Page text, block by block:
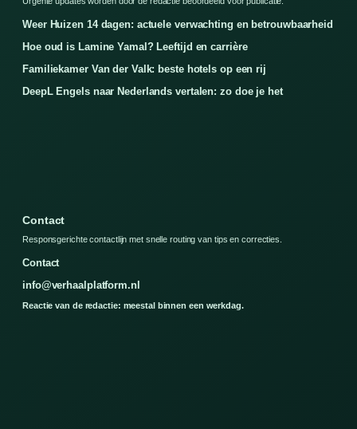
Weer Huizen 14 dagen: actuele verwachting en betrouwbaarheid
Hoe oud is Lamine Yamal? Leeftijd en carrière
Familiekamer Van der Valk: beste hotels op een rij
DeepL Engels naar Nederlands vertalen: zo doe je het
Contact
Responsgerichte contactlijn met snelle routing van tips en correcties.
Contact
info@verhaalplatform.nl
Reactie van de redactie: meestal binnen een werkdag.